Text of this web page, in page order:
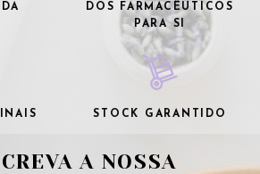
DOS FARMACÊUTICOS
PARA SI
STOCK GARANTIDO
A NOSSA